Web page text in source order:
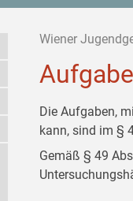
Wiener
Die Aufgaben,
kann, sind im §
Gemäß § 49